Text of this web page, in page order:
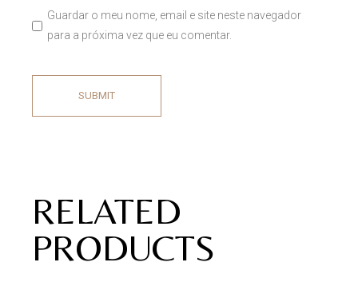
Guardar o meu nome, email e site neste navegador
para a próxima vez que eu comentar.
SUBMIT
RELATED
PRODUCTS